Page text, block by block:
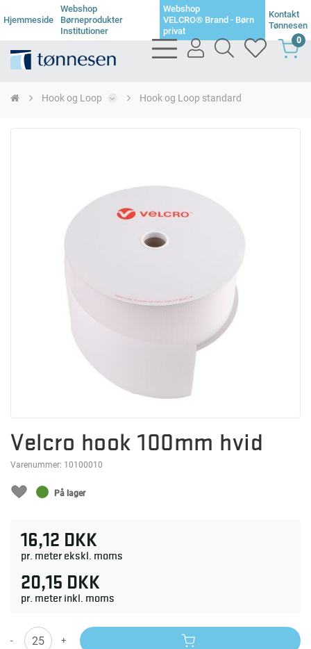
Hjemmeside
Webshop
Børneprodukter
Institutioner
Webshop
VELCRO® Brand - Børn
privat
Kontakt
Tønnesen
bars
light
user
searchheart 0
Hook og Loop Hook og Loop standard
Velcro hook 100mm hvid
Varenummer: 10100010
På lager
16,12 DKK
pr. meter ekskl. moms
20,15 DKK
pr. meter inkl. moms
- +